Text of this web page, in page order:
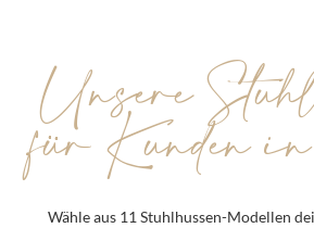
Unsere
für Kunden
Wähle aus 11 Stuhlhussen-Modellen